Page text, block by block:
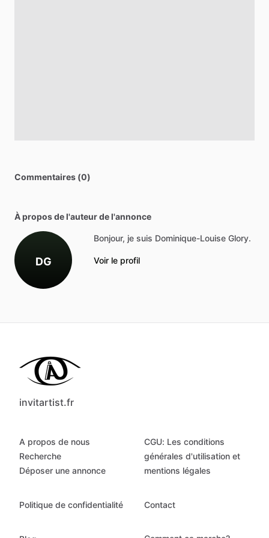
Commentaires (0)
À propos de l'auteur de l'annonce
DG
Bonjour, je suis Dominique-Louise Glory.
Voir le profil
invitartist.fr
A propos de nous
Recherche
Déposer une annonce
CGU: Les conditions
générales d'utilisation et
mentions légales
Politique de confidentialité Contact